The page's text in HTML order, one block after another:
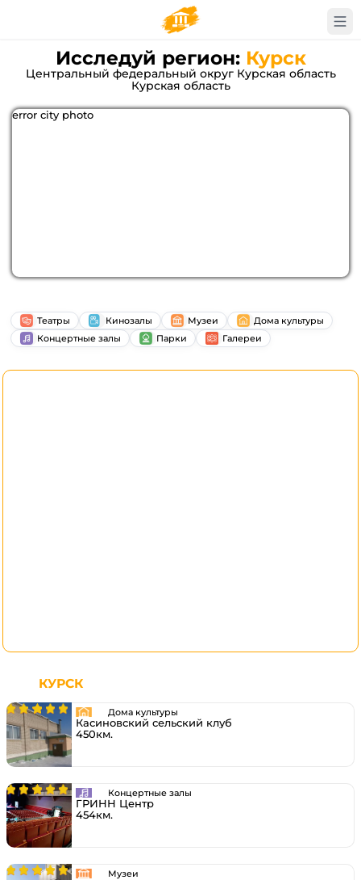
Исследуй регион: Курск
Центральный федеральный округ Курская область
Курская область
error city photo
Театры Кинозалы Музеи
Дома культуры
Концертные залы
Парки Галереи
КУРСК
Дома культуры
Касиновский сельский клуб
450км.
Концертные залы
ГРИНН Центр
454км.
Музеи